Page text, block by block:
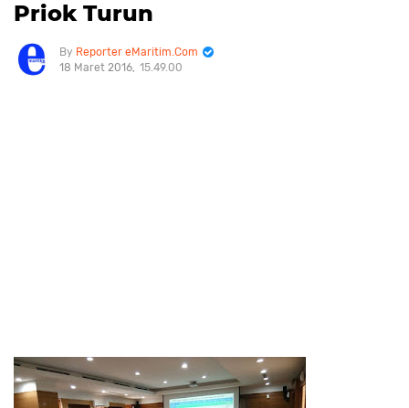
Priok Turun
Reporter eMaritim.Com
18 Maret 2016 15.49.00